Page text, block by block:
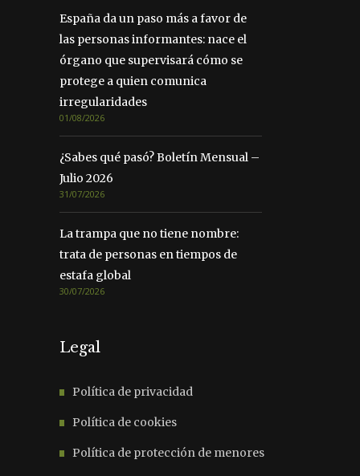
España da un paso más a favor de
las personas informantes: nace el
órgano que supervisará cómo se
protege a quien comunica
irregularidades
01/08/2026
¿Sabes qué pasó? Boletín Mensual –
Julio 2026
31/07/2026
La trampa que no tiene nombre:
trata de personas en tiempos de
estafa global
30/07/2026
Legal
Política de privacidad
Política de cookies
Política de protección de menores